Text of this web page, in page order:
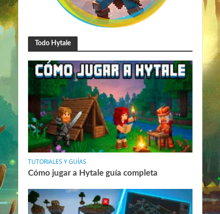
Todo Hytale
TUTORIALES Y GUÍAS
Cómo jugar a Hytale guía completa